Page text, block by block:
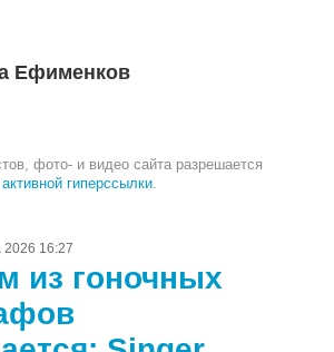
Ефименков
фото- и видео сайта разрешается
активной гиперссылки.
2026 16:27
из гоночных